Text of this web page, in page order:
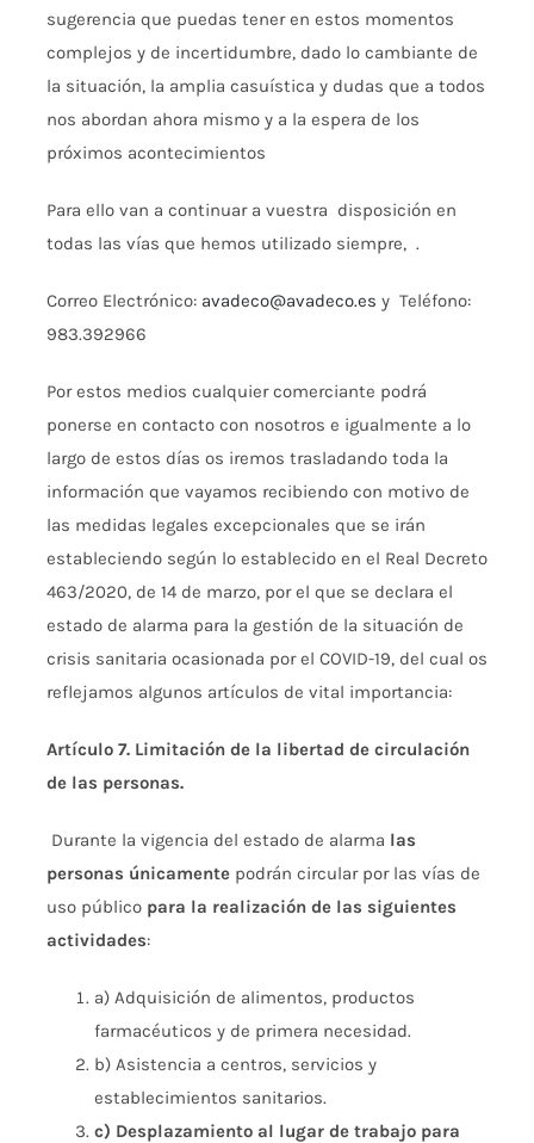
sugerencia que puedas tener en estos momentos
complejos y de incertidumbre, dado lo cambiante de
la situación, la amplia casuística y dudas que a todos
nos abordan ahora mismo y a la espera de los
próximos acontecimientos
Para ello van a continuar a vuestra disposición en
todas las vías que hemos utilizado siempre, .
Correo Electrónico: avadeco@avadeco.es y Teléfono:
983.392966
Por estos medios cualquier comerciante podrá
ponerse en contacto con nosotros e igualmente a lo
largo de estos días os iremos trasladando toda la
información que vayamos recibiendo con motivo de
las medidas legales excepcionales que se irán
estableciendo según lo establecido en el Real Decreto
463/2020, de 14 de marzo, por el que se declara el
estado de alarma para la gestión de la situación de
crisis sanitaria ocasionada por el COVID-19, del cual os
reflejamos algunos artículos de vital importancia:
Artículo 7. Limitación de la libertad de circulación
de las personas.
Durante la vigencia del estado de alarma las
personas únicamentepodrán circular por las vías de
uso público para la realización de las siguientes
actividades:
a) Adquisición de alimentos, productos
farmacéuticos y de primera necesidad.
b) Asistencia a centros, servicios y
establecimientos sanitarios.
c) Desplazamiento al lugar de trabajo para